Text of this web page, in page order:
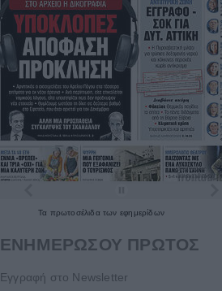
Τα πρωτοσέλιδατων εφημερίδων
ΕΝΗΜΕΡΩΣΟΥ ΠΡΩΤΟΣ
Εγγραφή στο Newsletter